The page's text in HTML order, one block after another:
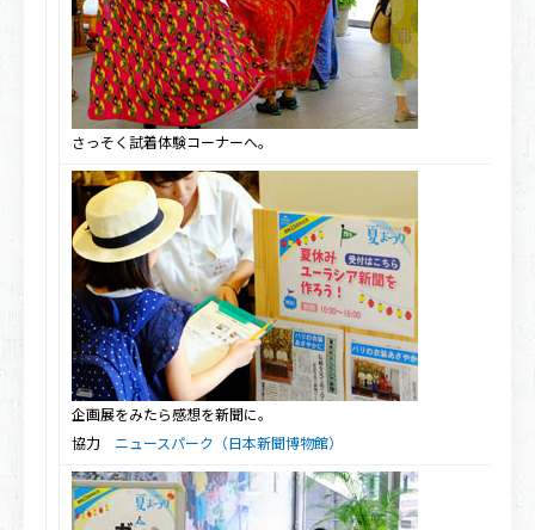
さっそく試着体験コーナーへ。
企画展をみたら感想を新聞に。
協力 ニュースパーク（日本新聞博物館）